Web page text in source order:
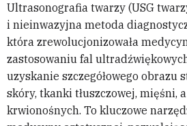
Ultrasonografia twarzy (USG
i nieinwazyjna metoda
która zrewolucjonizowała
zastosowaniu fal
uzyskanie szczegółowego obrazu
skóry, tkanki tłuszczowej, mięśni,
krwionośnych. To kluczowe